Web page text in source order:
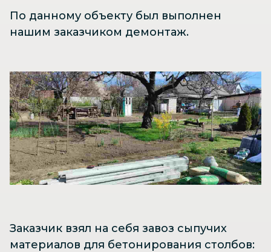
По данному объекту был выполнен
нашим заказчиком демонтаж.
Заказчик взял на себя завоз сыпучих
материалов для бетонирования столбов: